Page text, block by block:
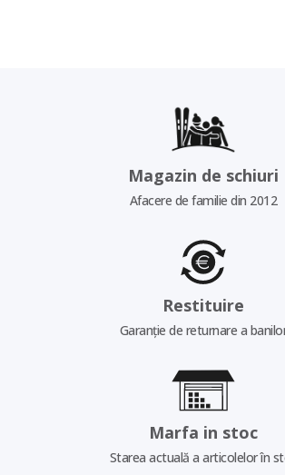
Magazin de schiuri
Afacere de familie din 2012
Restituire
Garanție de returnare a
Marfa in stoc
Starea actuală a articolelor în